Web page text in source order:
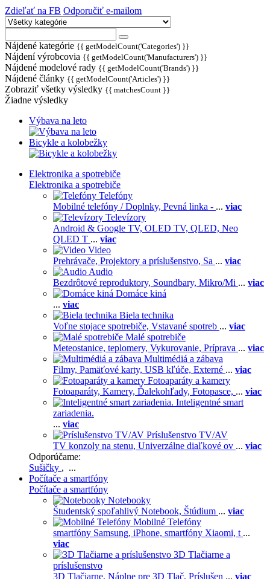
Zdieľať na FB Odporučiť e-mailom
Nájdené kategórie {{ getModelCount('Categories') }}
Nájdení výrobcovia {{ getModelCount('Manufacturers') }}
Nájdené modelové rady {{ getModelCount('Brands') }}
Nájdené články {{ getModelCount('Articles') }}
Zobraziť všetky výsledky {{ matchesCount }}
Žiadne výsledky
Výbava na leto
Bicykle a kolobežky
Elektronika a spotrebiče
Elektronika a spotrebiče
Telefóny
Mobilné telefóny / Doplnky, Pevná linka - ... viac
Televízory
Android & Google TV, OLED TV, QLED, Neo
QLED T ... viac
Video
Prehrávače, Projektory a príslušenstvo, Sa ... viac
Audio
Bezdrôtové reproduktory, Soundbary, Mikro/Mi ... viac
Domáce kiná
... viac
Biela technika
Voľne stojace spotrebiče, Vstavané spotreb ... viac
Malé spotrebiče
Meteostanice, teplomery, Vykurovanie, Príprava ... viac
Multimédiá a zábava
Filmy, Pamäťové karty, USB kľúče, Externé ... viac
Fotoaparáty a kamery
Fotoaparáty, Kamery, Ďalekohľady, Fotopasce, ... viac
Inteligentné smart
zariadenia.
... viac
Príslušenstvo TV/AV
TV konzoly na stenu, Univerzálne diaľkové ov ... viac
Odporúčame:
Sušičky , ...
Počítače a smartfóny
Počítače a smartfóny
Notebooky
Študentský spoľahlivý Notebook, Štúdium ... viac
Mobilné Telefóny
smartfóny Samsung, iPhone, smartfóny Xiaomi, t ...
viac
3D Tlačiarne a
príslušenstvo
3D Tlačiarne, Náplne pre 3D Tlač, Príslušen ... viac